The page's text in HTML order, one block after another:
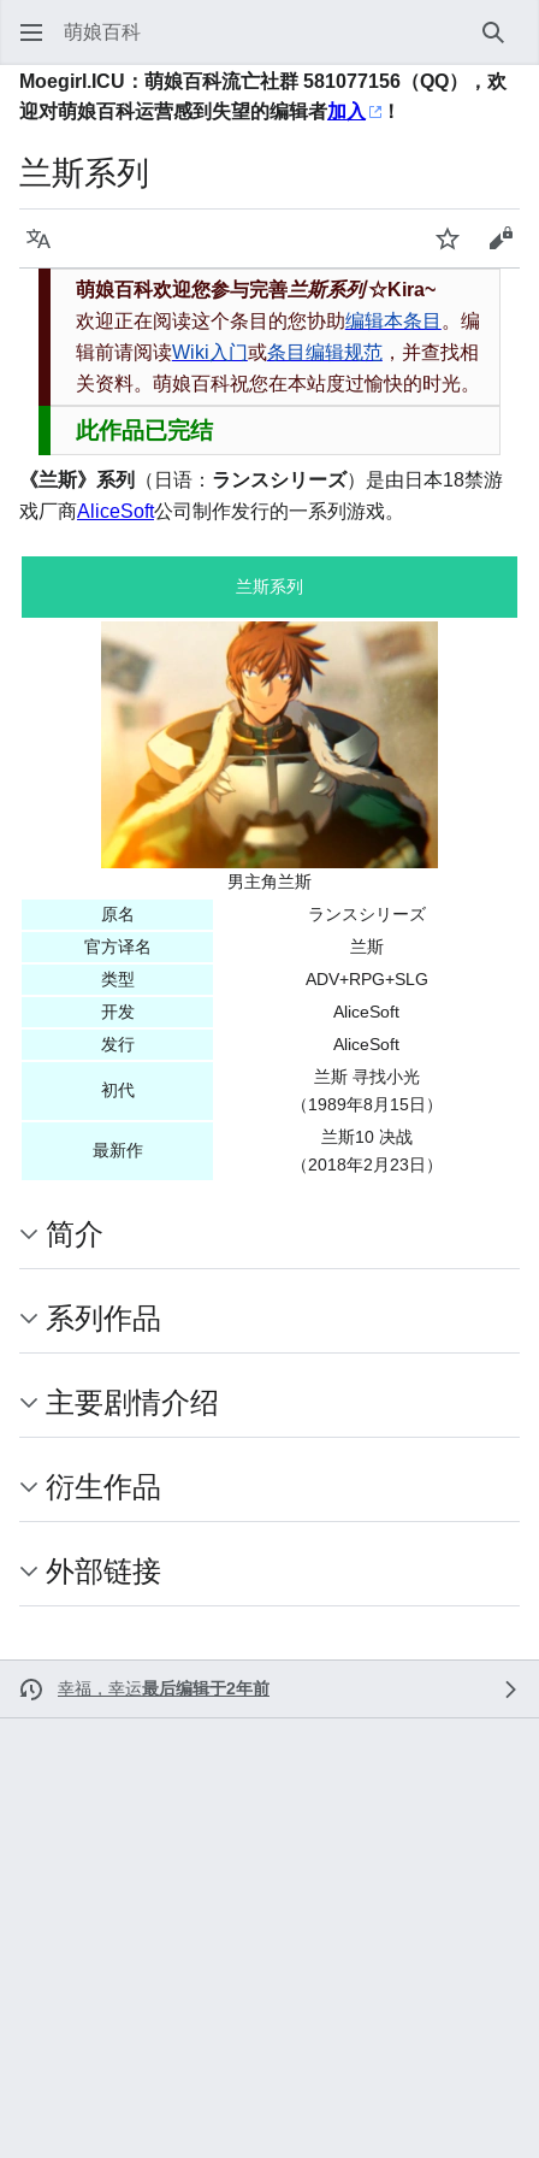
萌娘百科
搜索
Moegirl.ICU：萌娘百科流亡社群 581077156（QQ），欢
迎对萌娘百科运营感到失望的编辑者加入 ！
兰斯系列
语言 监视
查
萌娘百科欢迎您参与完善兰斯系列☆Kira~
欢迎正在阅读这个条目的您协助编辑本条目 。编
辑前请阅读Wiki入门或条目编辑规范，并查找相
关资料。萌娘百科祝您在本站度过愉快的时光。
此作品已完结
《兰斯》系列 （日语： ランスシリーズ）是由日本18禁游
戏厂商AliceSoft公司制作发行的一系列游戏。
兰斯系列
男主角兰斯
原名
ランスシリーズ
官方译名
兰斯
类型
ADV+RPG+SLG
开发
AliceSoft
发行
AliceSoft
初代
兰斯 寻找小光
（1989年8月15日）
最新作
兰斯10 决战
（2018年2月23日）
简介
系列作品
主要剧情介绍
衍生作品
外部链接
幸福，幸运最后编辑于2年前